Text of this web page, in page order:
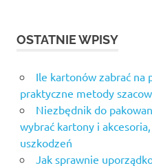
OSTATNIE WPISY
Ile kartonów zabrać na
praktyczne metody
Niezbędnik do
wybrać kartony i
uszkodzeń
Jak sprawnie